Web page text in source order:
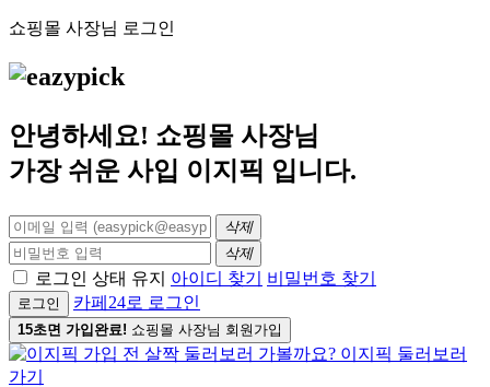
쇼핑몰 사장님 로그인
안녕하세요! 쇼핑몰 사장님
가장 쉬운 사입 이지픽 입니다.
삭제
삭제
로그인 상태 유지 아이디 찾기 비밀번호 찾기
로그인 카페24로 로그인
15초면 가입완료! 쇼핑몰 사장님 회원가입